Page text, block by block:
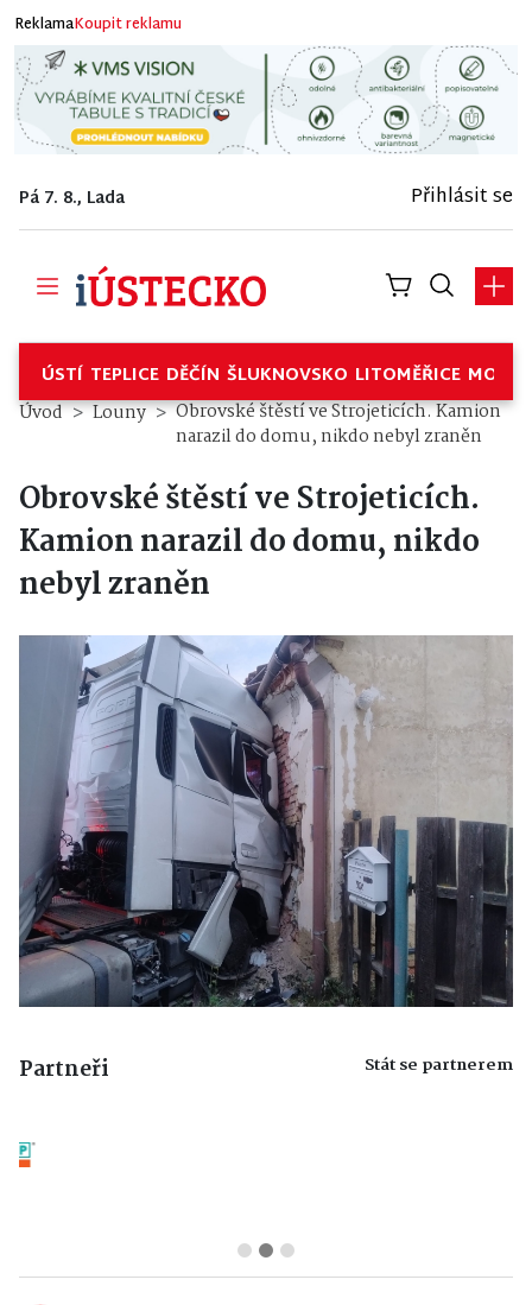
ReklamaKoupit reklamu
Pá 7. 8., Lada Přihlásit se
ÚSTÍ TEPLICE DĚČÍN ŠLUKNOVSKO LITOMĚŘICE
Úvod Louny
Obrovské štěstí ve Strojeticích. Kamion
narazil do domu, nikdo nebyl zraněn
Obrovské štěstí ve Strojeticích.
Kamion narazil do domu, nikdo
nebyl zraněn
Partneři Stát se partnerem